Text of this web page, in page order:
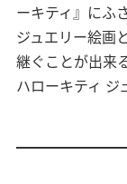
ーキティ』にふ
ジュエリー絵画
継ぐことが出来
ハローキティ ジ